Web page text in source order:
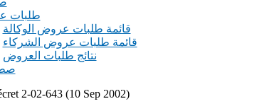
طلبات
قائمة طلبات عروض الوكالة
قائمة طلبات عروض الشركاء
نتائج طلبات العروض
2-02-643 (10 Sep 2002)